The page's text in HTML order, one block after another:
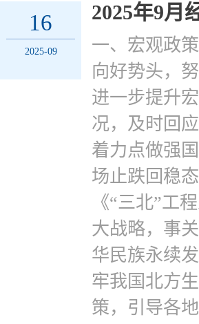
16
2025-09
2025年9月
一、宏观政
向好势头，
进一步提升
况，及时回
着力点做强
场止跌回稳
《“三北”工
大战略，事
华民族永续
牢我国北方
策，引导各